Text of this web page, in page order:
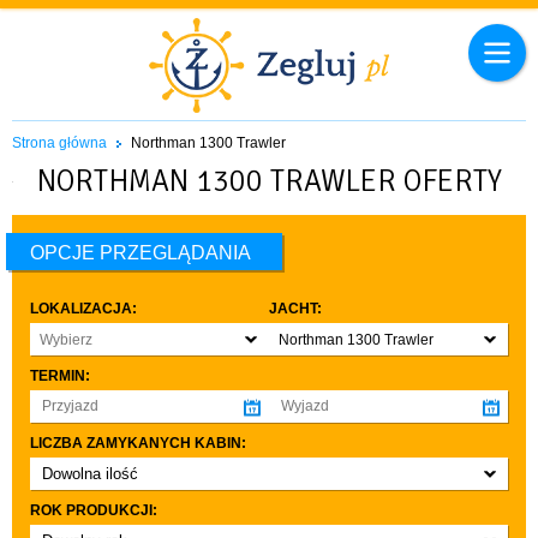
Strona główna Northman 1300 Trawler
NORTHMAN 1300 TRAWLER OFERTY
OPCJE PRZEGLĄDANIA
LOKALIZACJA:
Wybierz
JACHT:
Northman 1300 Trawler
TERMIN:
LICZBA ZAMYKANYCH KABIN:
Dowolna ilość
co najmniej 1
co najmniej 2
ROK PRODUKCJI: